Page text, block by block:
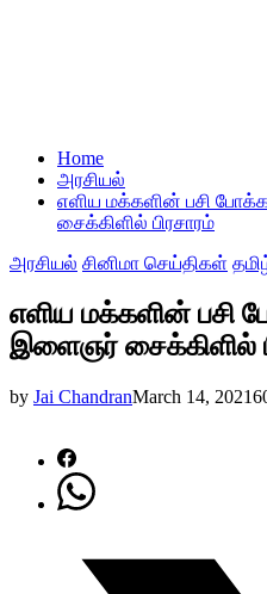
Home
அரசியல்
எளிய மக்களின் பசி
சைக்கிளில் பிரசாரம்
அரசியல் சினிமா செய்திகள்
எளிய மக்களின் பசி
இளைஞர் சைக்கிளில்
by Jai ChandranMarch 14, 2021